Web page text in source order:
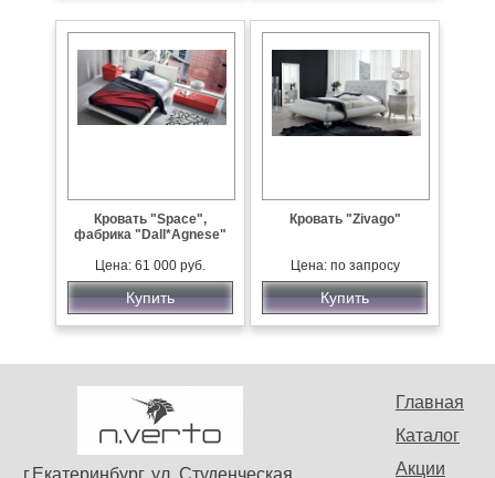
Кровать "Space",
фабрика "Dall*Agnese"
Цена: 61 000 руб.
Купить
Кровать "Zivago"
Цена: по запросу
Купить
Главная
Каталог
Акции
г.Екатеринбург, ул. Студенческая,